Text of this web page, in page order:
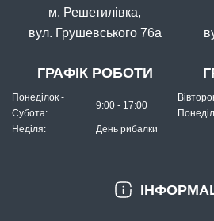
Гачок Fanatik CARP
м. Решетилівка,
вул. Грушевського 76а
ГРАФІК РОБОТИ
Понеділок -
Субота:
9:00 - 17:00
Неділя: День рибалки